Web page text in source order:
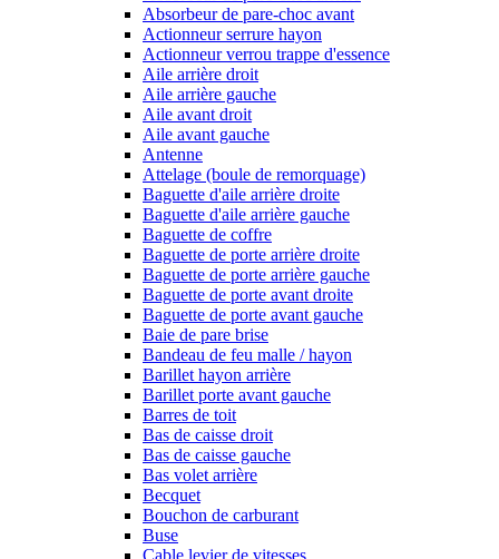
Absorbeur de pare-choc avant
Actionneur serrure hayon
Actionneur verrou trappe d'essence
Aile arrière droit
Aile arrière gauche
Aile avant droit
Aile avant gauche
Antenne
Attelage (boule de remorquage)
Baguette d'aile arrière droite
Baguette d'aile arrière gauche
Baguette de coffre
Baguette de porte arrière droite
Baguette de porte arrière gauche
Baguette de porte avant droite
Baguette de porte avant gauche
Baie de pare brise
Bandeau de feu malle / hayon
Barillet hayon arrière
Barillet porte avant gauche
Barres de toit
Bas de caisse droit
Bas de caisse gauche
Bas volet arrière
Becquet
Bouchon de carburant
Buse
Cable levier de vitesses